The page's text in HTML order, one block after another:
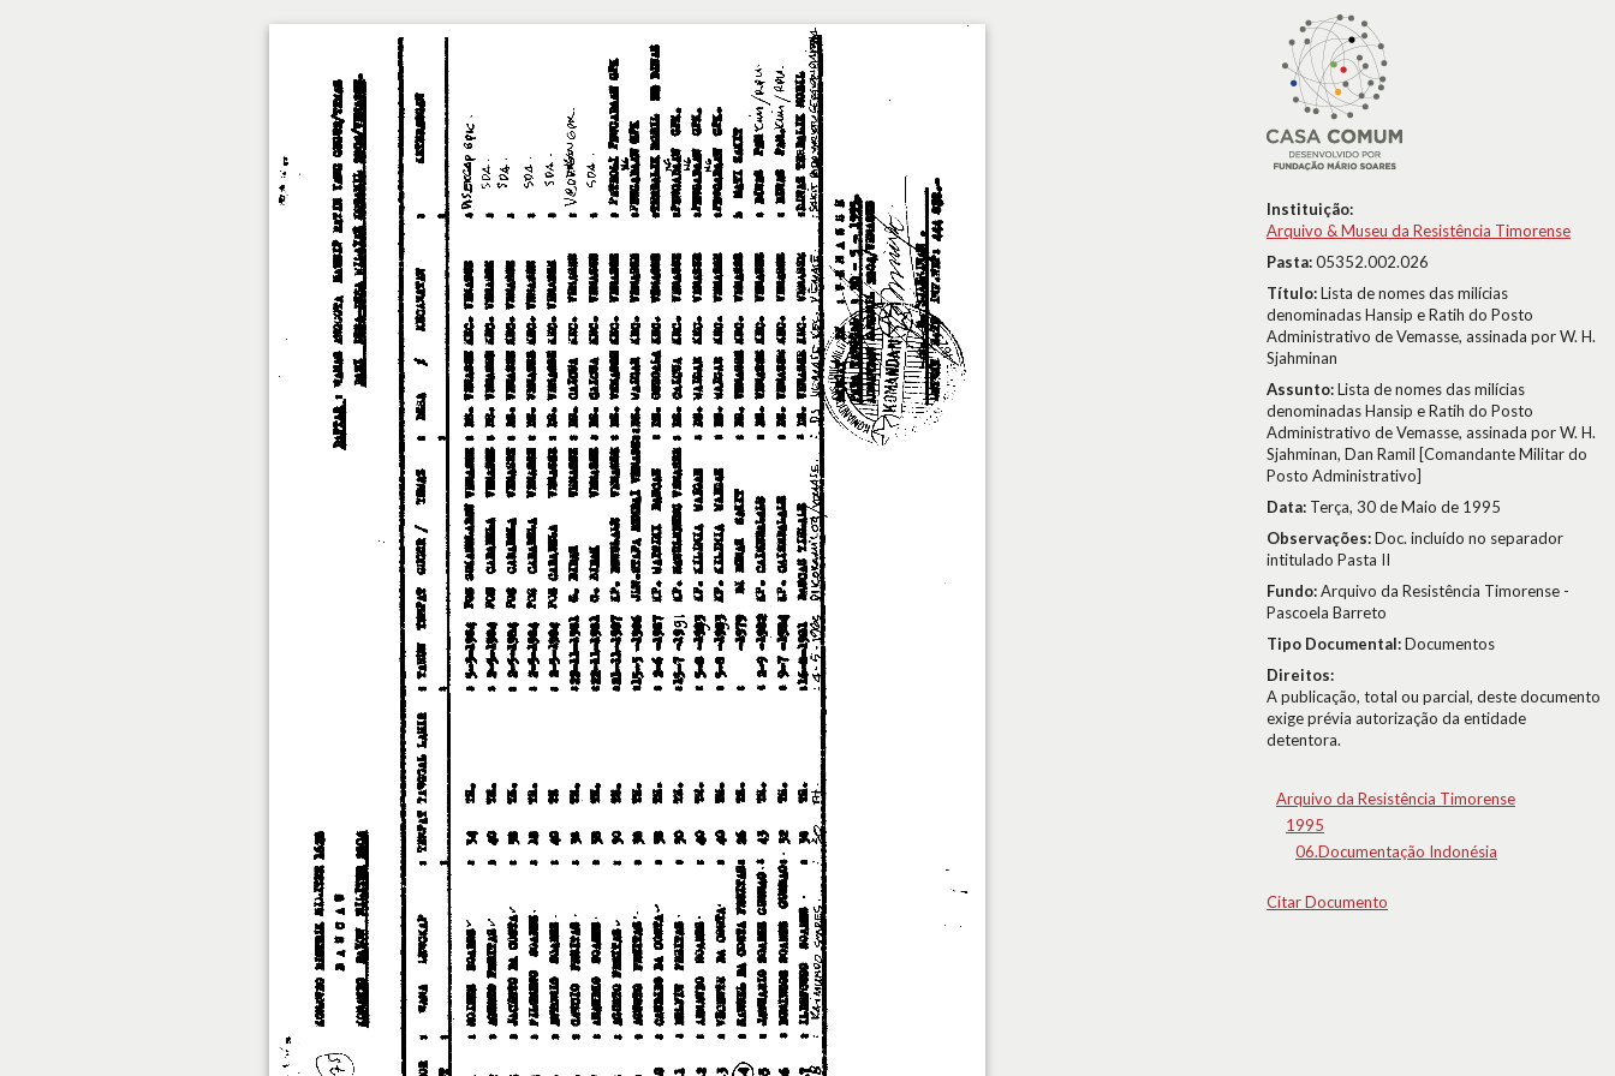
Instituição:
Arquivo & Museu da Resistência Timorense
Pasta:05352.002.026
Título:Lista de nomes das milícias
denominadas Hansip e Ratih do Posto
Administrativo de Vemasse, assinada por W. H.
Sjahminan
Assunto:Lista de nomes das milícias
denominadas Hansip e Ratih do Posto
Administrativo de Vemasse, assinada por W. H.
Sjahminan, Dan Ramil [Comandante Militar do
Posto Administrativo]
Data: Terça, 30 de Maio de 1995
Observações:Doc. incluído no separador
intitulado Pasta II
Fundo:Arquivo da Resistência Timorense -
Pascoela Barreto
Tipo Documental:Documentos
Direitos:
A publicação, total ou parcial, deste documento
exige prévia autorização da entidade
detentora.
Arquivo da Resistência Timorense
1995
06.Documentação Indonésia
Citar Documento